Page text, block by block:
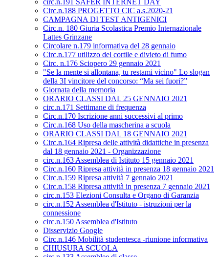
circ.n.191 SAFER INTERNET DAY
Circ.n.188 PROGETTO CIC a.s.2020-21
CAMPAGNA DI TEST ANTIGENICI
Circ.n. 180 Giuria Scolastica Premio Internazionale
Lattes Grinzane
Circolare n.179 informativa del 28 gennaio
Circ.n.177 utilizzo del cortile e divieto di fumo
Circ. n.176 Sciopero 29 gennaio 2021
"Se la mente si allontana, tu restami vicino" Lo slogan
della 3I vincitore del concorso: “Ma sei fuori?”
Giornata della memoria
ORARIO CLASSI DAL 25 GENNAIO 2021
circ.n.171 Settimane di frequenza
Circ.n.170 Iscrizione anni successivi al primo
Circ.n.168 Uso della mascherina a scuola
ORARIO CLASSI DAL 18 GENNAIO 2021
Circ.n.164 Ripresa delle attività didattiche in presenza
dal 18 gennaio 2021 - Organizzazione
circ.n.163 Assemblea di Istituto 15 gennaio 2021
Circ.n.160 Ripresa attività in presenza 18 gennaio 2021
Circ.n.159 Ripresa attività 7 gennaio 2021
Circ.n.158 Ripresa attività in presenza 7 gennaio 2021
circ.n.153 Elezioni Consulta e Organo di Garanzia
circ.n.152 Assemblea d'Istituto - istruzioni per la
connessione
circ.n.150 Assemblea d'Istituto
Disservizio Google
Circ.n.146 Mobilità studentesca -riunione informativa
CHIUSURA SCUOLA